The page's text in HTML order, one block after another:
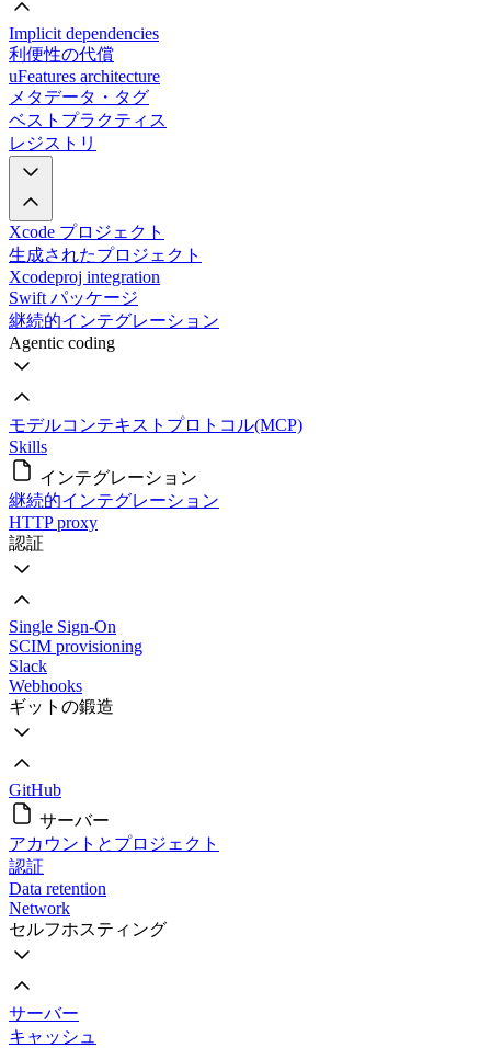
Implicit dependencies
利便性の代償
uFeatures architecture
メタデータ・タグ
ベストプラクティス
レジストリ
Xcode プロジェクト
生成されたプロジェクト
Xcodeproj integration
Swift パッケージ
継続的インテグレーション
Agentic coding
モデルコンテキストプロトコル(MCP)
Skills
インテグレーション
継続的インテグレーション
HTTP proxy
認証
Single Sign-On
SCIM provisioning
Slack
Webhooks
ギットの鍛造
GitHub
サーバー
アカウントとプロジェクト
認証
Data retention
Network
セルフホスティング
サーバー
キャッシュ